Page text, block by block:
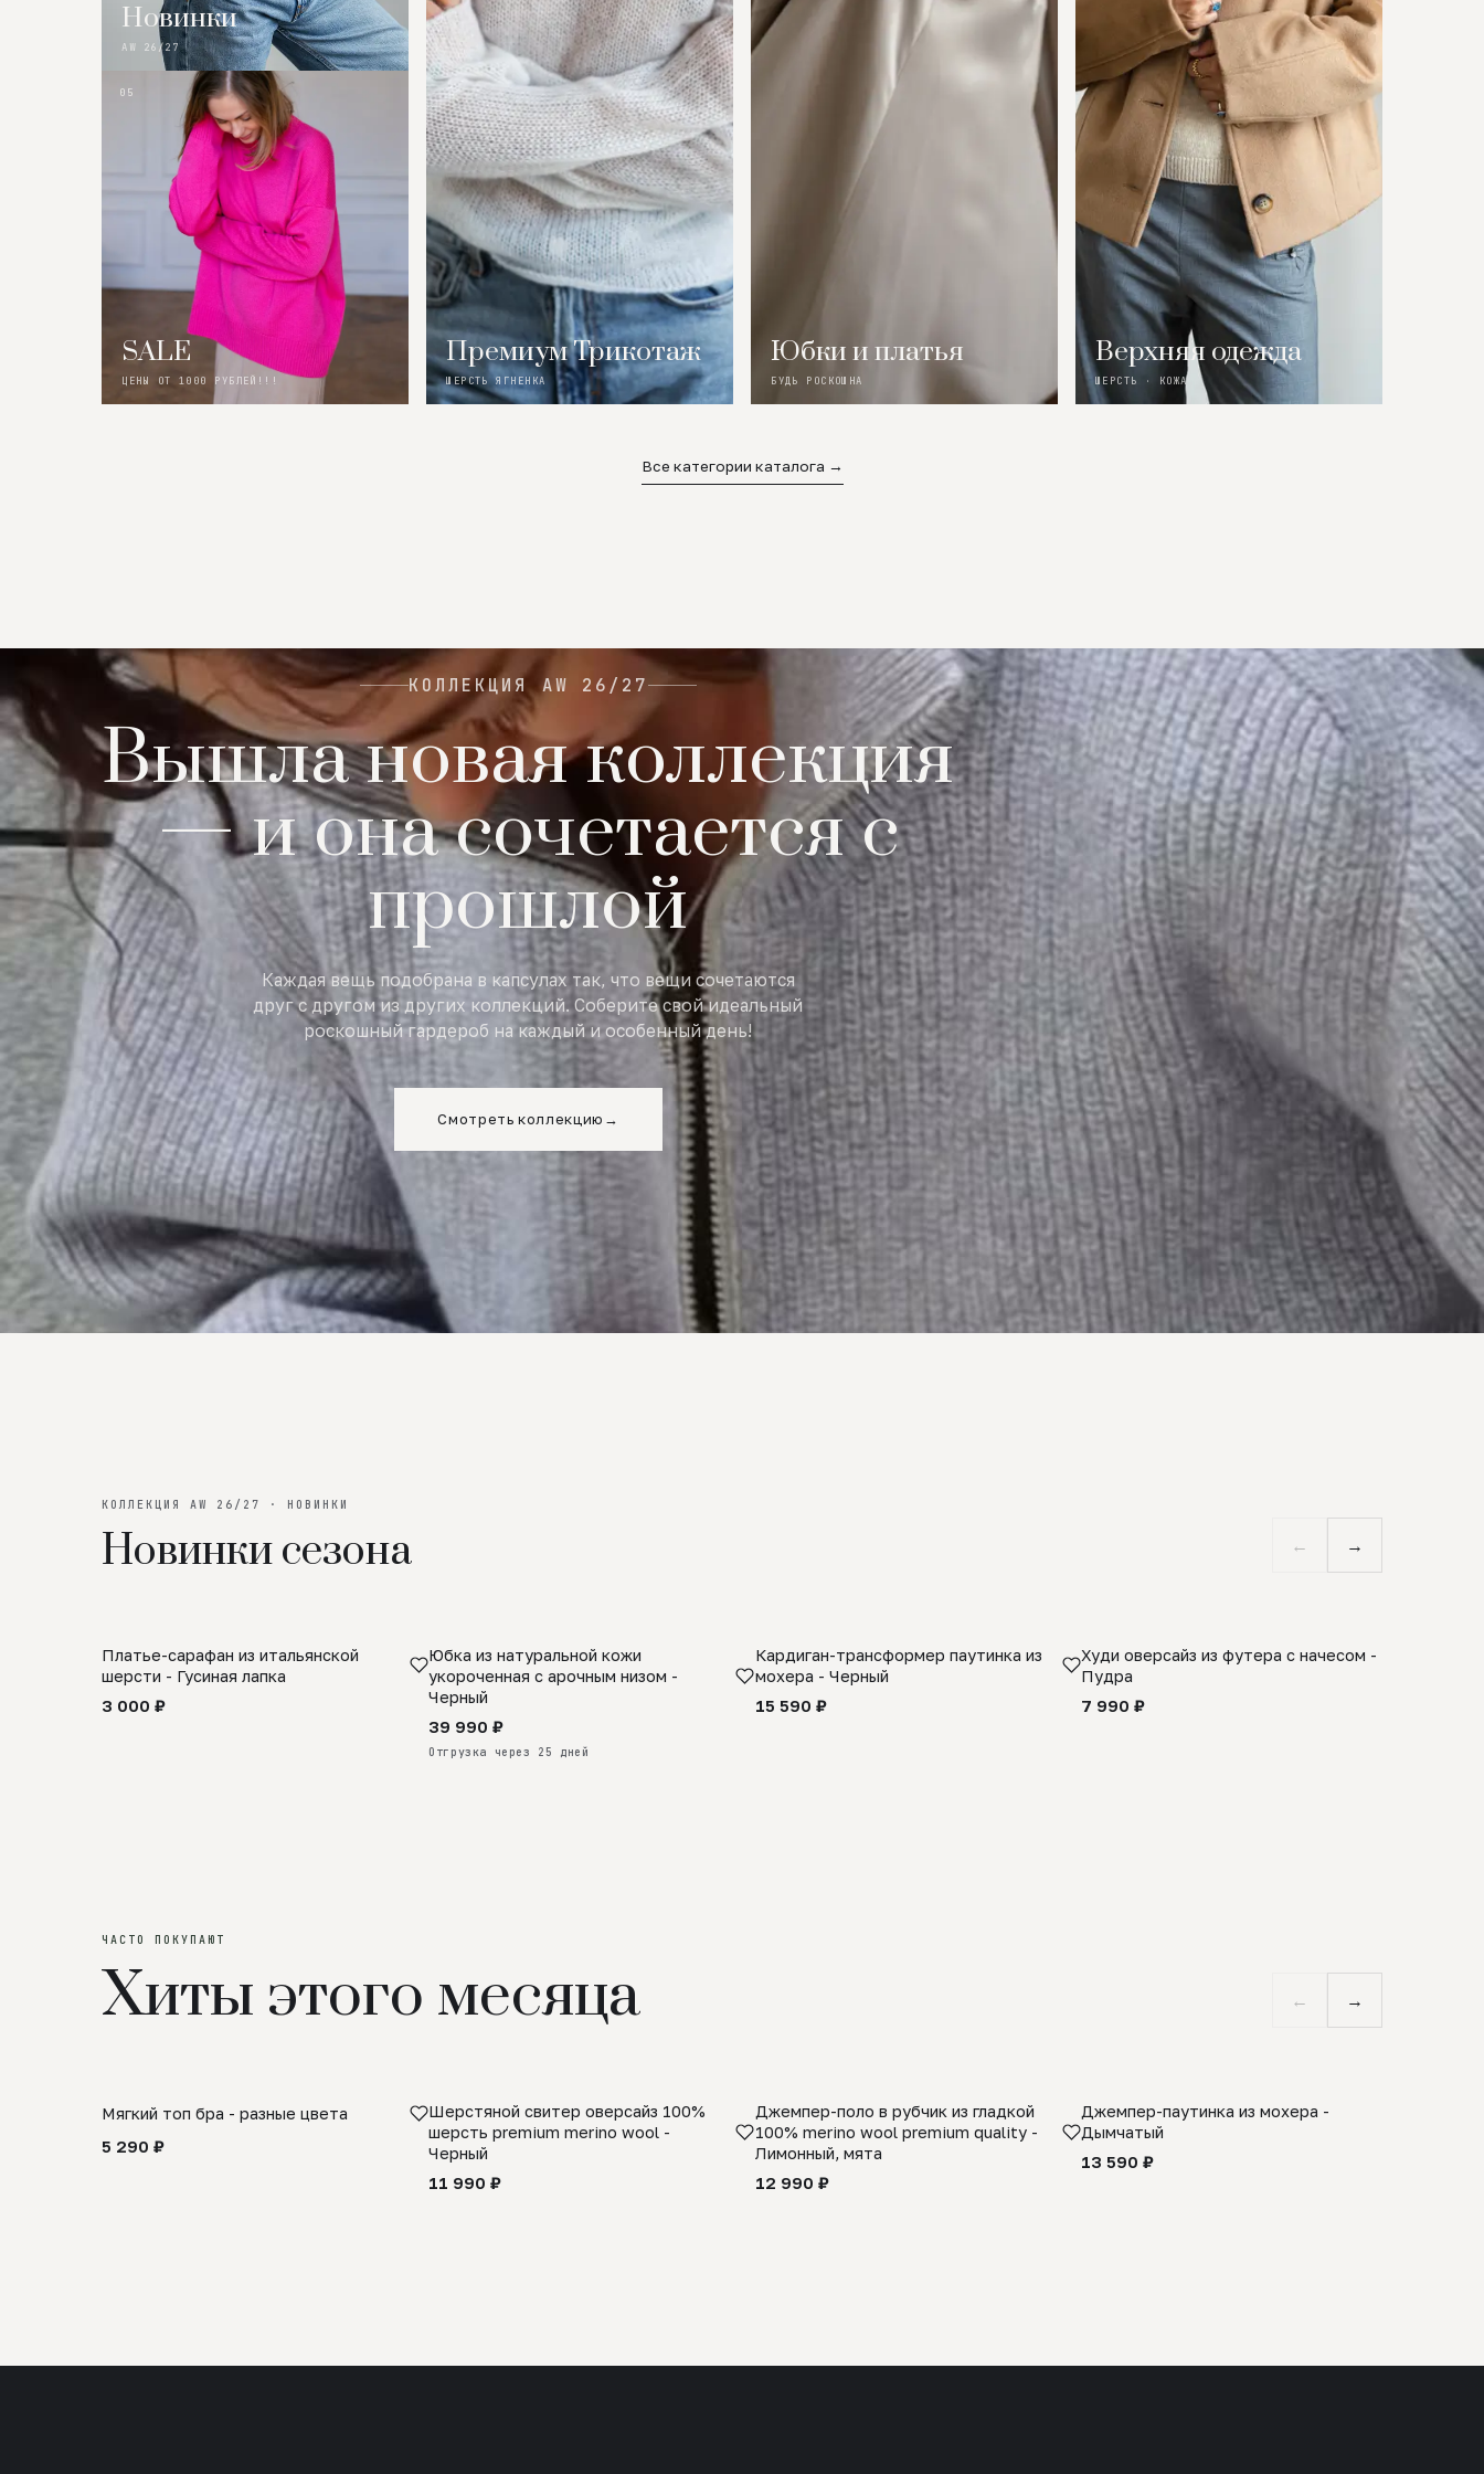
Новинки
AW 26/27
05
SALE
ЦЕНЫ ОТ 1000 РУБЛЕЙ!!!
Премиум Трикотаж
ШЕРСТЬ ЯГНЕНКА
Юбки и платья
БУДЬ РОСКОШНА
Верхняя одежда
ШЕРСТЬ · КОЖА
Все категории каталога →
КОЛЛЕКЦИЯ AW 26/27
Вышла новая коллекция
— и она сочетается с
прошлой
Каждая вещь подобрана в капсулах так, что вещи сочетаются
друг с другом из других коллекций. Соберите свой идеальный
роскошный гардероб на каждый и особенный день!
Смотреть коллекцию →
КОЛЛЕКЦИЯ AW 26/27 · НОВИНКИ
Новинки сезона ← →
SALE
Платье-сарафан из итальянской
шерсти - Гусиная лапка
3 000 ₽
ПРЕДЗАКАЗ
Юбка из натуральной кожи
укороченная с арочным низом -
Черный
39 990 ₽
Отгрузка через 25 дней
Кардиган-трансформер паутинка из
мохера - Черный
15 590 ₽
Худи оверсайз из футера с начесом -
Пудра
7 990 ₽
ЧАСТО ПОКУПАЮТ
Хиты этого месяца ← →
Мягкий топ бра - разные цвета
5 290 ₽
Шерстяной свитер оверсайз 100%
шерсть premium merino wool -
Черный
11 990 ₽
Джемпер-поло в рубчик из гладкой
100% merino wool premium quality -
Лимонный, мята
12 990 ₽
Джемпер-паутинка из мохера -
Дымчатый
13 590 ₽